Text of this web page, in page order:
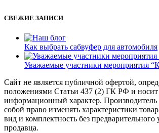
СВЕЖИЕ ЗАПИСИ
Как выбрать сабвуфер для автомобиля
Уважаемые участники мероприятия
Сайт не является публичной офертой,
положениями Статьи 437 (2) ГК РФ и носит
информационный характер. Производитель
собой право изменять характеристики
вид и комплектность без предварительного
продавца.